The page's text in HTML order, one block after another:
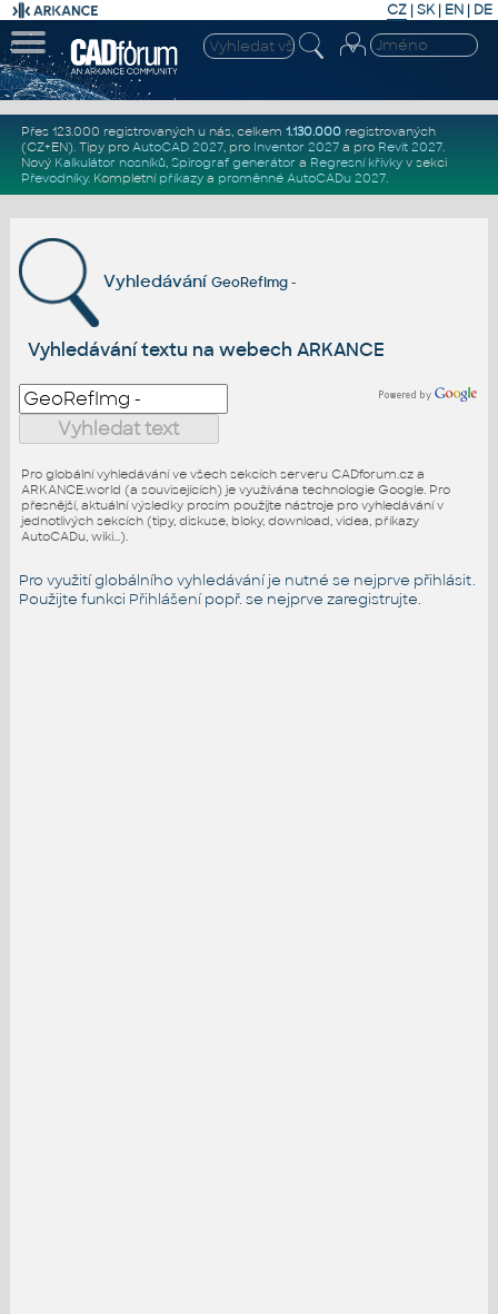
CZ | SK| EN | DE
Přes 123.000 registrovaných u nás, celkem 1.130.000registrovaných
(CZ+EN). Tipy pro AutoCAD 2027, pro Inventor 2027a pro Revit 2027.
Nový Kalkulátor nosníků, Spirograf generátor a Regresní křivkyv sekci
Převodníky. Kompletní příkazya proměnné AutoCADu 2027.
Vyhledávání GeoRefImg -
Vyhledávání textu na webech ARKANCE
Pro globální vyhledávání ve všech sekcích serveru CADforum.cz a
ARKANCE.world (a souvisejících) je využívána technologie Google. Pro
přesnější, aktuální výsledky prosím použijte nástroje pro vyhledávání v
jednotlivých sekcích (tipy, diskuse, bloky, download, videa, příkazy
AutoCADu, wiki...).
Pro využití globálního vyhledávání je nutné se nejprve přihlásit.
Použijte funkci Přihlášenípopř. se nejprve zaregistrujte.